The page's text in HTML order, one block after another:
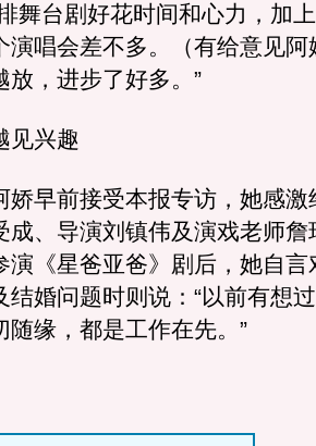
舞台剧好花时间和心力，加
演唱会差不多。（有给意见阿
放，进步了好多。”
兴趣
早前接受本报专访，她感激
成、导演刘镇伟及演戏老师詹
演《星爸亚爸》剧后，她自言
结婚问题时则说：“以前有想
随缘，都是工作在先。”